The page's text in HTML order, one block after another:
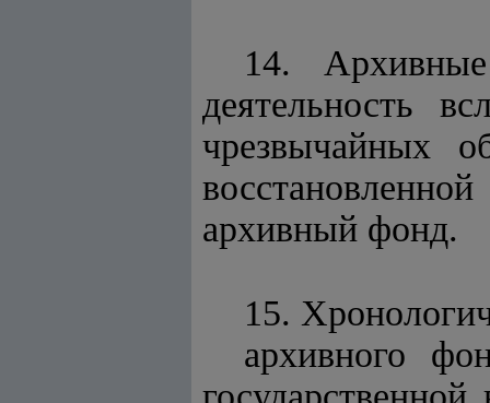
14.
деятельность
чрезвычайных
архивный фонд.
15.
архивного